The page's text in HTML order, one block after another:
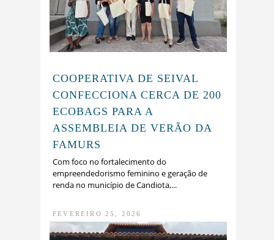
COOPERATIVA DE SEIVAL
CONFECCIONA CERCA DE 200
ECOBAGS PARA A
ASSEMBLEIA DE VERÃO DA
FAMURS
Com foco no fortalecimento do
empreendedorismo feminino e geração de
renda no município de Candiota,...
FEVEREIRO 25, 2026